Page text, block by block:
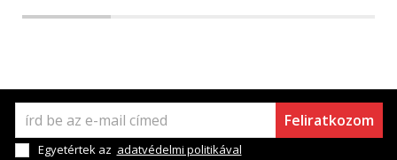
Feliratkozom
Egyetértek az adatvédelmi politikával